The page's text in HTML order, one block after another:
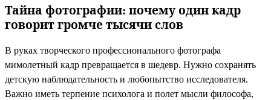
Тайна фотографии: почему один кадр
говорит громче тысячи слов
В руках творческого профессионального фотографа
мимолетный кадр превращается в шедевр. Нужно сохранять
детскую наблюдательность и любопытство исследователя.
Важно иметь терпение психолога и полет мысли философа,